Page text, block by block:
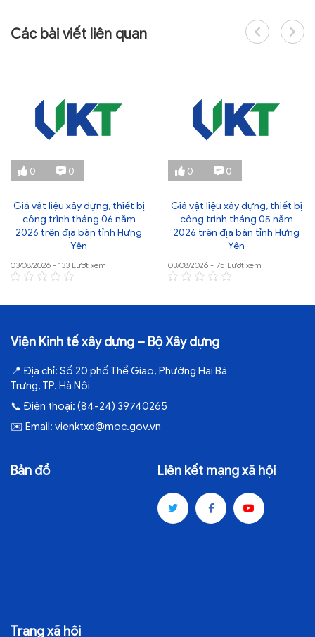
Các bài viết liên quan
0 0
Giá vật liệu xây dựng, thiết bị
công trình tháng 06 năm
2026 trên địa bàn tỉnh Hưng
Yên
03/08/2026 - 133 Lượt xem
0 0
Giá vật liệu xây dựng, thiết bị
công trình tháng 05 năm
2026 trên địa bàn tỉnh Hưng
Yên
03/08/2026 - 75 Lượt xem
Viện Kinh tế xây dựng – Bộ Xây dựng
📍 Địa chỉ: Số 20 phố Thể Giao, Phường Hai Bà
Trưng, TP. Hà Nội
📞 Điện thoại: (84-24) 39740265
✉️ Email: vienktxd@moc.gov.vn
Bản đồ Liên kết mạng xã hội
Trang xã hội